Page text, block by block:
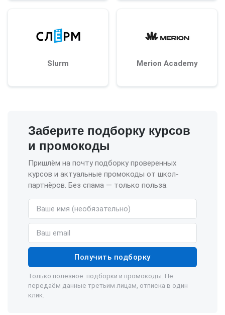
Slurm Merion Academy
Заберите подборку курсов
и промокоды
Пришлём на почту подборку проверенных
курсов и актуальные промокоды от школ-
партнёров. Без спама — только польза.
Имя (необязательно)
Email
Получить подборку
Только полезное: подборки и промокоды. Не
передаём данные третьим лицам, отписка в один
клик.